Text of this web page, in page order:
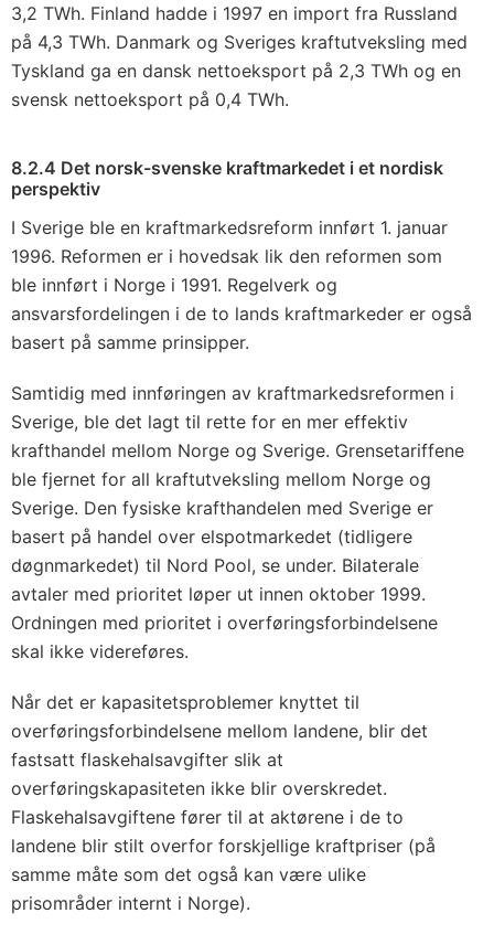
3,2 TWh. Finland hadde i 1997 en import fra Russland
på 4,3 TWh. Danmark og Sveriges kraftutveksling med
Tyskland ga en dansk nettoeksport på 2,3 TWh og en
svensk nettoeksport på 0,4 TWh.
8.2.4 Det norsk-svenske kraftmarkedet i et nordisk
perspektiv
I Sverige ble en kraftmarkedsreform innført 1. januar
1996. Reformen er i hovedsak lik den reformen som
ble innført i Norge i 1991. Regelverk og
ansvarsfordelingen i de to lands kraftmarkeder er også
basert på samme prinsipper.
Samtidig med innføringen av kraftmarkedsreformen i
Sverige, ble det lagt til rette for en mer effektiv
krafthandel mellom Norge og Sverige. Grensetariffene
ble fjernet for all kraftutveksling mellom Norge og
Sverige. Den fysiske krafthandelen med Sverige er
basert på handel over elspotmarkedet (tidligere
døgnmarkedet) til Nord Pool, se under. Bilaterale
avtaler med prioritet løper ut innen oktober 1999.
Ordningen med prioritet i overføringsforbindelsene
skal ikke videreføres.
Når det er kapasitetsproblemer knyttet til
overføringsforbindelsene mellom landene, blir det
fastsatt flaskehalsavgifter slik at
overføringskapasiteten ikke blir overskredet.
Flaskehalsavgiftene fører til at aktørene i de to
landene blir stilt overfor forskjellige kraftpriser (på
samme måte som det også kan være ulike
prisområder internt i Norge).